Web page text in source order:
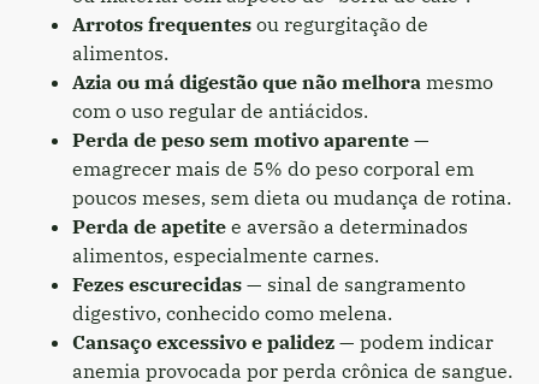
Arrotos frequentes ou regurgitação de
alimentos.
Azia ou má digestão que não melhora mesmo
com o uso regular de antiácidos.
Perda de peso sem motivo aparente —
emagrecer mais de 5% do peso corporal em
poucos meses, sem dieta ou mudança de rotina.
Perda de apetite e aversão a determinados
alimentos, especialmente carnes.
Fezes escurecidas — sinal de sangramento
digestivo, conhecido como melena.
Cansaço excessivo e palidez — podem indicar
anemia provocada por perda crônica de sangue.